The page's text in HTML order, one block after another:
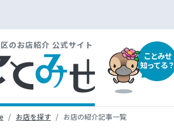
のお店紹介 公式サイト
ことみせ
知ってる？
お店を探す お店の紹介記事一覧